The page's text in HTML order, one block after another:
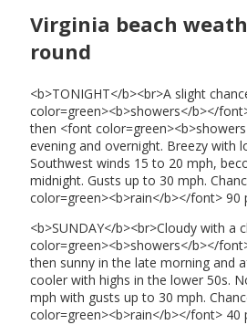
Virginia beach
round
<b>TONIGHT</b><br>A slight
color=green><b>showers</b></
then <font
evening and overnight. Breezy with
Southwest winds 15 to 20 mph,
midnight. Gusts up to 30 mph.
color=green><b>rain</b></font> 90
<b>SUNDAY</b><br>Cloudy with a
color=green><b>showers</b></
then sunny in the late morning and
cooler with highs in the lower 50s.
mph with gusts up to 30 mph.
color=green><b>rain</b></font> 40